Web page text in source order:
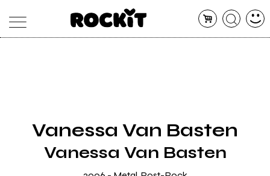
SHOP
RADIO
Vanessa Van Basten
Vanessa Van Basten